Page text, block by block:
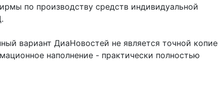
по производству средств индивидуальной
вариант ДиаНовостей не является точной
наполнение - практически полностью